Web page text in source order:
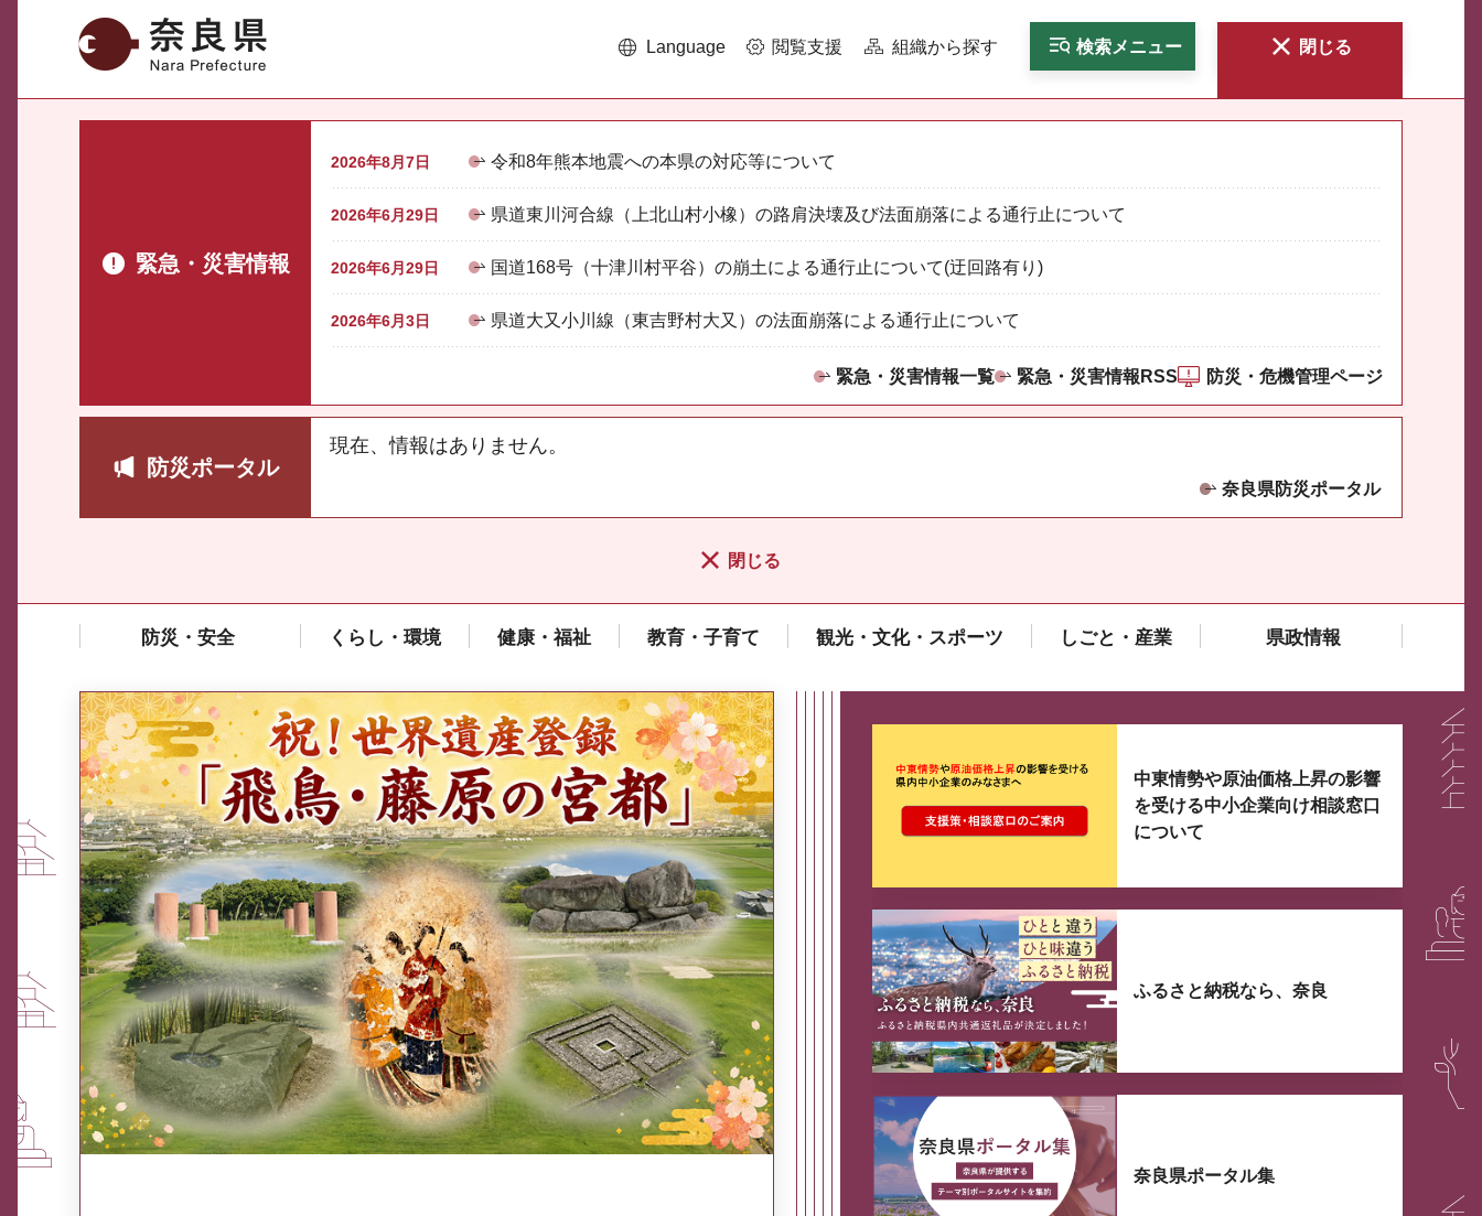
奈良県 Language 閲覧支援 組織から探す 検索メニュー 閉じる
緊急・災害情報
2026年8月7日 令和8年熊本地震への本県の対応等について
2026年6月29日 県道東川河合線（上北山村小橡）の路肩決壊及び法面崩落による通行止について
2026年6月29日 国道168号（十津川村平谷）の崩土による通行止について(迂回路有り)
2026年6月3日 県道大又小川線（東吉野村大又）の法面崩落による通行止について
緊急・災害情報一覧 緊急・災害情報RSS 防災・危機管理ページ
防災ポータル
現在、情報はありません。
奈良県防災ポータル
閉じる
防災・安全 くらし・環境 健康・福祉 教育・子育て 観光・文化・スポーツ しごと・産業 県政情報
ここから最大3つずつ情報が表示されるスライダーがあります。
中東情勢や原油価格上昇の影響
を受ける中小企業向け相談窓口
について
ふるさと納税なら、奈良
県広報誌「県民だより奈良」
2026年8月号
奈良県政策集
中東情勢や原油価格上昇の影響
を受ける中小企業向け相談窓口
について
ふるさと納税なら、奈良
奈良県ポータル集